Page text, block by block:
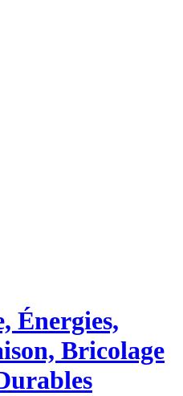
Énergies,
Bricolage